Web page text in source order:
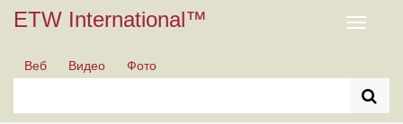
ETW International™
Toggle
Веб
Видео Фото